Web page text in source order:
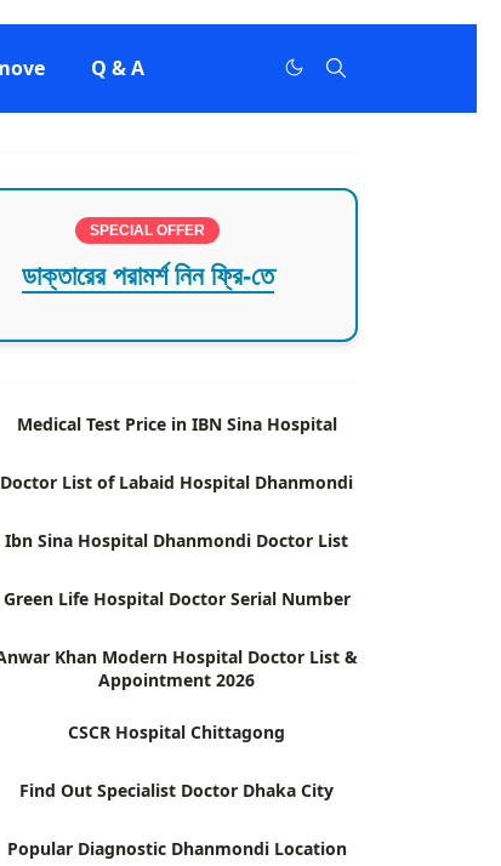
Q & A
SPECIAL OFFER
ডাক্তারের পরামর্শ নিন ফ্রি-তে
Medical Test Price in IBN Sina Hospital
Doctor List of Labaid Hospital Dhanmondi
Ibn Sina Hospital Dhanmondi Doctor List
Green Life Hospital Doctor Serial Number
Khan Modern Hospital Doctor List &
Appointment 2026
CSCR Hospital Chittagong
Find Out Specialist Doctor Dhaka City
Popular Diagnostic Dhanmondi Location